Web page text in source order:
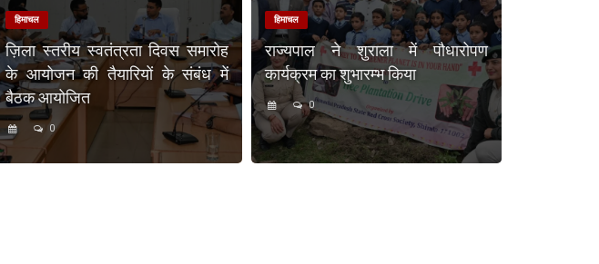
हिमाचल
ज़िला स्तरीय स्वतंत्रता दिवस समारोह
के आयोजन की तैयारियों के संबंध में
बैठक आयोजित
0
हिमाचल
राज्यपाल ने शुराला में पौधारोपण
कार्यक्रम का शुभारम्भ किया
0